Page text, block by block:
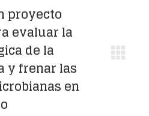
proyecto
evaluar la
de la
y frenar las
en